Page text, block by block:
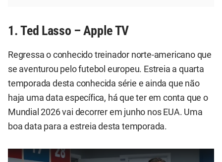
1. Ted Lasso – Apple TV
Regressa o conhecido treinador norte-americano que
se aventurou pelo futebol europeu. Estreia a quarta
temporada desta conhecida série e ainda que não
haja uma data específica, há que ter em conta que o
Mundial 2026 vai decorrer em junho nos EUA. Uma
boa data para a estreia desta temporada.